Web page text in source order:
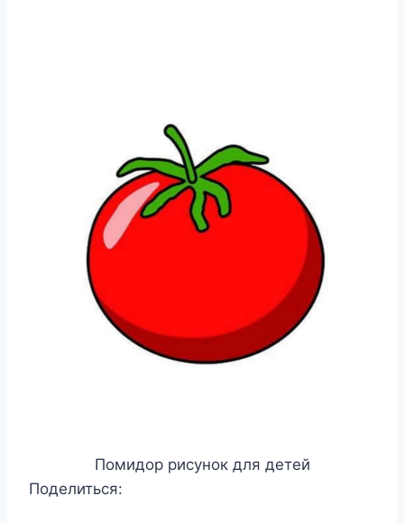
Помидор рисунок для детей
Поделиться: